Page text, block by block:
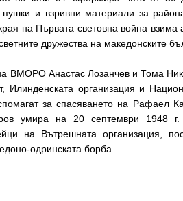
пушки и взривни материали за
на Първата световна война взима
дружества на македонските
ВМОРО Анастас Лозанчев и Тома
Илинденската организация и
за спасяването на Рафаел
умира на 20 септември 1948
на Вътрешната организация,
одринската борба.